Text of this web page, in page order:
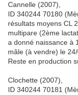
Cannelle (2007),
ID 340244 70180
résultats moyens CL
multipare (2ème
a donné naissance à
mâle (à vendre) le
Reste en production
Clochette (2007),
ID 340244 70181